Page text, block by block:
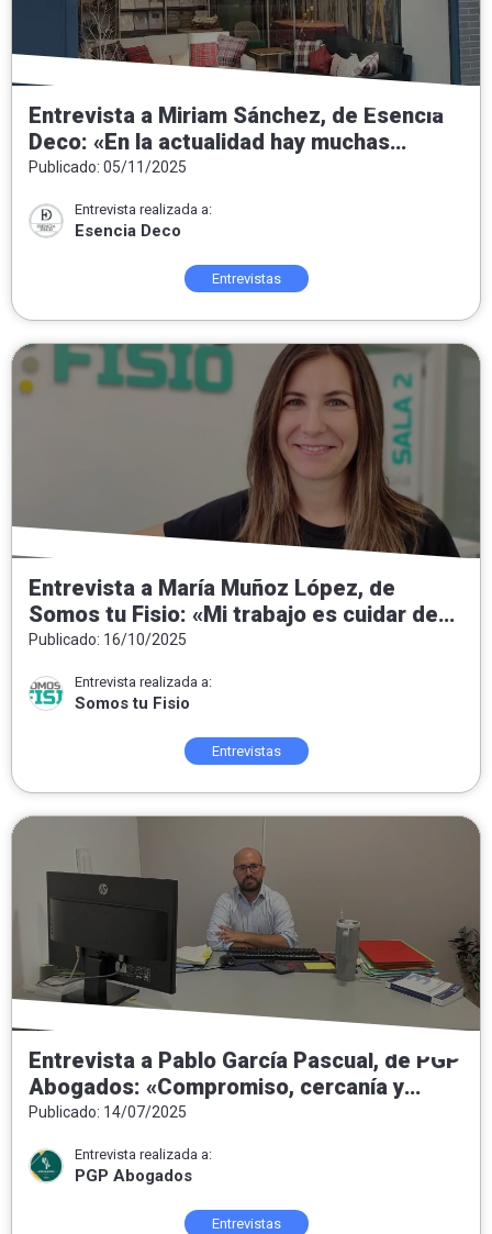
Entrevista a Miriam Sánchez, de Esencia
Deco: «En la actualidad hay muchas
tendencias pero nuestra intención
Publicado: 05/11/2025
Entrevista realizada a:
Esencia Deco
Entrevistas
Entrevista a María Muñoz López, de
Somos tu Fisio: «Mi trabajo es cuidar de
las personas, del equipo y de un proyecto
Publicado: 16/10/2025
Entrevista realizada a:
Somos tu Fisio
Entrevistas
Entrevista a Pablo García Pascual, de PGP
Abogados: «Compromiso, cercanía y
honestidad como pilares del ejercicio del
Publicado: 14/07/2025
Entrevista realizada a:
PGP Abogados
Entrevistas